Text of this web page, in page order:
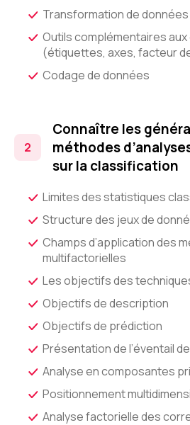
Transformation de données
Outils complémentaires
(étiquettes, axes, facteur
Codage de données
Connaître les
méthodes
sur la classification
Limites des statistiques
Structure des jeux de
Champs d’application des
multifactorielles
Les objectifs des
Objectifs de description
Objectifs de prédiction
Présentation de l’éventail
Analyse en composantes
Positionnement
Analyse factorielle des